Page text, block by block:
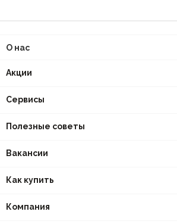
О нас
Акции
Сервисы
Полезные советы
Вакансии
Как купить
Компания